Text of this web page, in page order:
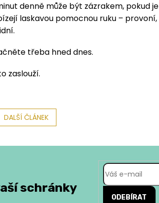
denně může být zázrakem, pokud je
laskavou pomocnou ruku – provoní,
třeba hned dnes.
zaslouží.
DALŠÍ ČLÁNEK
schránky
ODEBÍRAT